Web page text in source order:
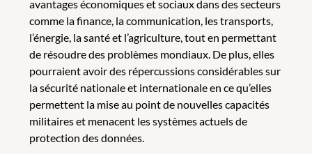
avantages économiques et sociaux dans des secteurs
comme la finance, la communication, les transports,
l’énergie, la santé et l’agriculture, tout en permettant
de résoudre des problèmes mondiaux. De plus, elles
pourraient avoir des répercussions considérables sur
la sécurité nationale et internationale en ce qu’elles
permettent la mise au point de nouvelles capacités
militaires et menacent les systèmes actuels de
protection des données.